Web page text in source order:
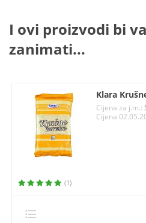
I ovi proizvodi bi
zanimati...
Klara
Cijena za j.m.:
Cijena
(1)